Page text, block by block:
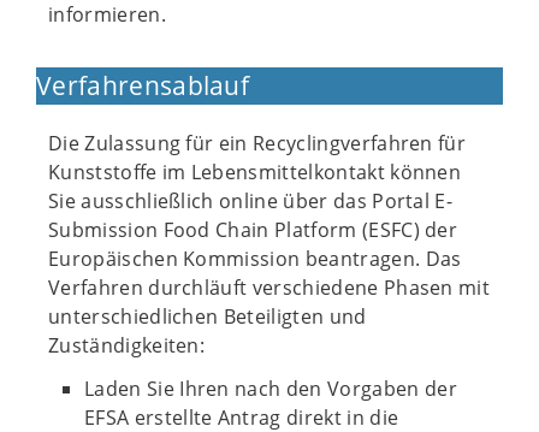
informieren.
Verfahrensablauf
Die Zulassung für ein Recyclingverfahren für
Kunststoffe im Lebensmittelkontakt können
Sie ausschließlich online über das Portal E-
Submission Food Chain Platform (ESFC) der
Europäischen Kommission beantragen. Das
Verfahren durchläuft verschiedene Phasen mit
unterschiedlichen Beteiligten und
Zuständigkeiten:
Laden Sie Ihren nach den Vorgaben der
EFSA erstellte Antrag direkt in die